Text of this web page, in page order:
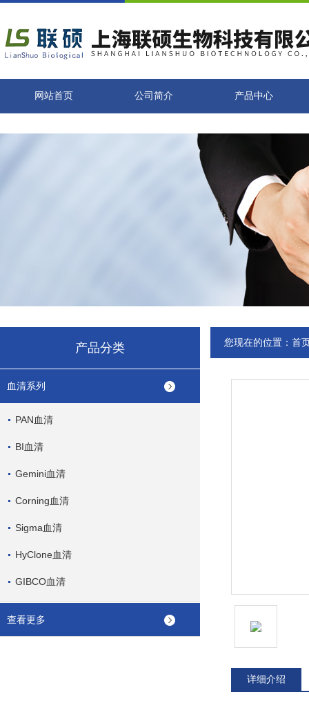
网站首页 公司简介 产品中心
产品分类
血清系列
PAN血清
BI血清
Gemini血清
Corning血清
Sigma血清
HyClone血清
GIBCO血清
查看更多
您现在的位置： 首
详细介绍